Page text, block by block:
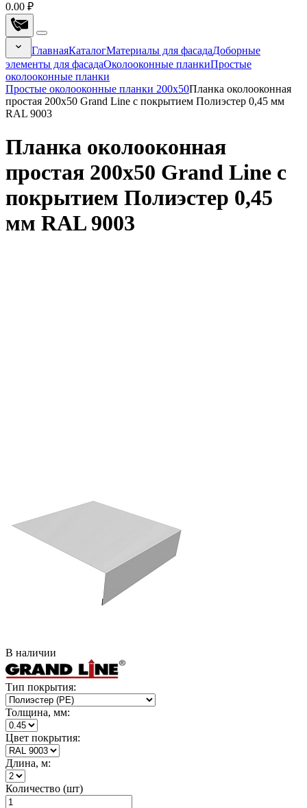
0.00 ₽
ГлавнаяКаталогМатериалы для фасадаДоборные
элементы для фасадаОколооконные планкиПростые
околооконные планки
Простые околооконные планки 200x50Планка околооконная
простая 200x50 Grand Line с покрытием Полиэстер 0,45 мм
RAL 9003
Планка околооконная
простая 200x50 Grand Line с
покрытием Полиэстер 0,45
мм RAL 9003
В наличии
Тип покрытия:
Толщина, мм:
Цвет покрытия:
Длина, м:
Количество (шт)